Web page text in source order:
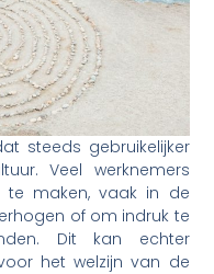
steeds gebruikelijker
Veel werknemers
maken, vaak in de
of om indruk te
Dit kan echter
het welzijn van de